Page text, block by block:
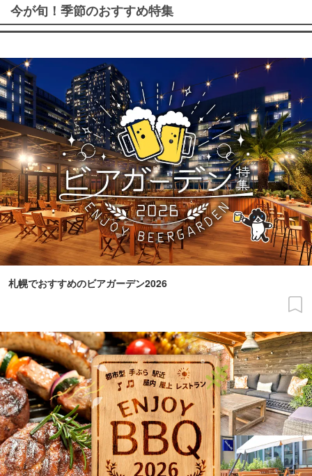
今が旬！季節のおすすめ特集
札幌でおすすめのビアガーデン2026